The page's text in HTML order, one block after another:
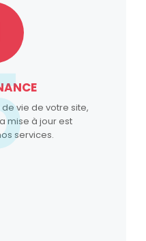
vie de votre site,
mise à jour est
services.